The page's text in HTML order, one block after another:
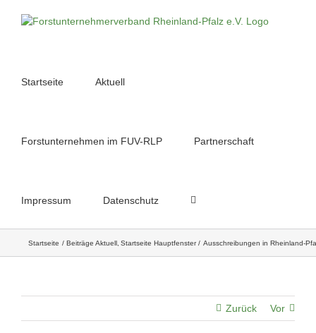
Startseite Aktuell
Forstunternehmen im FUV-RLP Partnerschaft
Impressum Datenschutz
Startseite Beiträge Aktuell Startseite Hauptfenster Ausschreibungen in Rheinland-
Zurück Vor